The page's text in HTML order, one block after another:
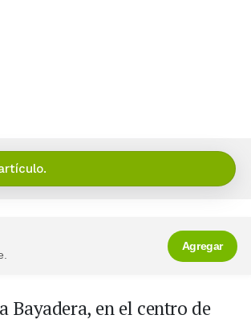
Agregar
Bayadera, en el centro de